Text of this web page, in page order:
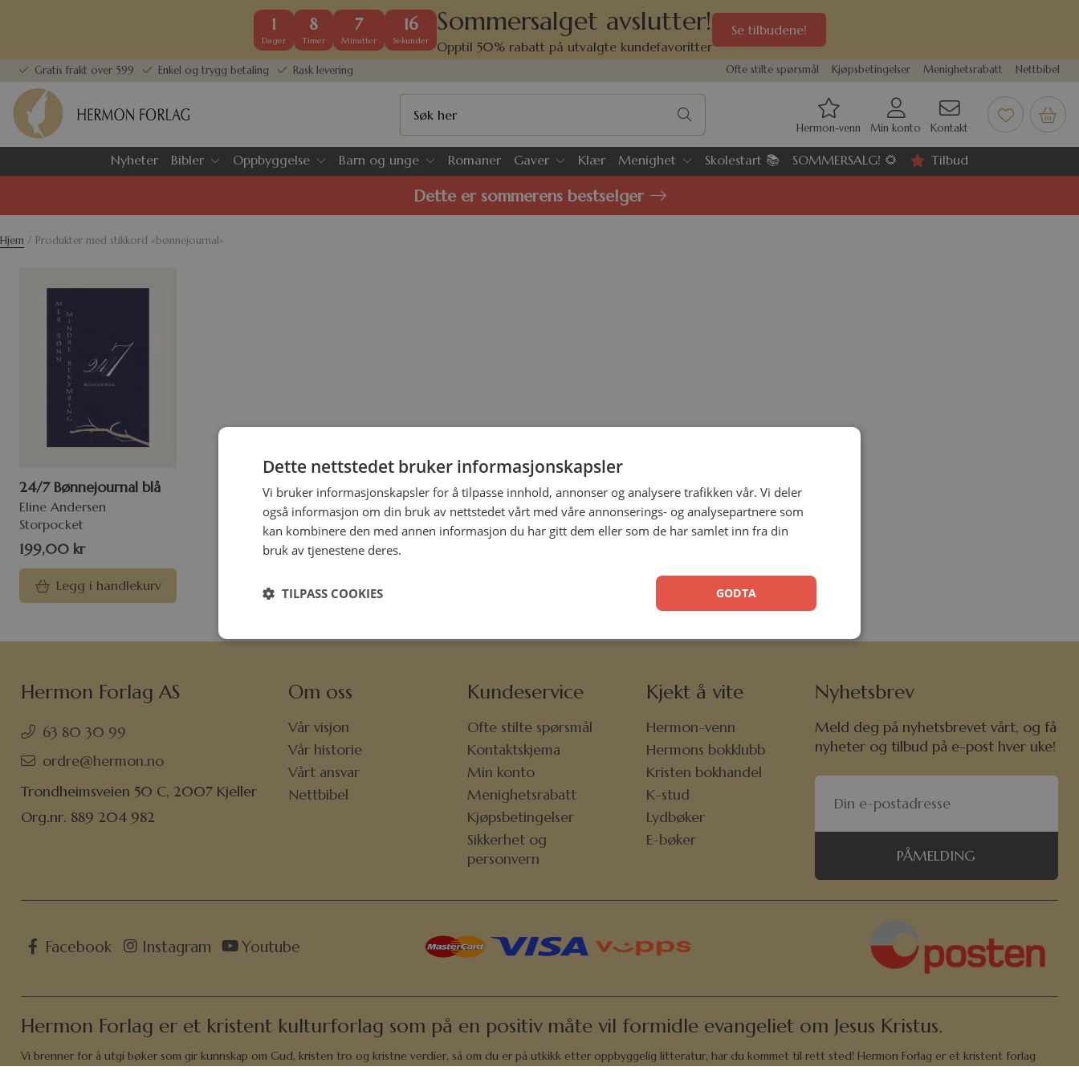
1
Dager
8
Timer
7
Minutter
16
Sekunder
Sommersalget avslutter!
Opptil 50% rabatt på utvalgte kundefavoritter
Se tilbudene!
Gratis frakt over 599 Enkel og trygg betaling Rask levering Ofte stilte spørsmål Kjøpsbetingelser Menighetsrabatt Nettbibel
Hermon-venn Min konto Kontakt
Nyheter Bibler Oppbyggelse Barn og unge Romaner Gaver Klær Menighet Skolestart 📚 SOMMERSALG! 🌻 Tilbud
Dette er sommerens bestselger
Hjem / Produkter med stikkord «bønnejournal»
24/7 Bønnejournal blå
Eline Andersen
Storpocket
199,00 kr
Legg i handlekurv
Hermon Forlag AS
63 80 30 99
ordre@hermon.no
Trondheimsveien 50 C, 2007 Kjeller
Org.nr. 889 204 982
Om oss
Vår visjon
Vår historie
Vårt ansvar
Nettbibel
Kundeservice
Ofte stilte spørsmål
Kontaktskjema
Min konto
Menighetsrabatt
Kjøpsbetingelser
Sikkerhet og
personvern
Kjekt å vite
Hermon-venn
Hermons bokklubb
Kristen bokhandel
K-stud
Lydbøker
E-bøker
Nyhetsbrev
Meld deg på nyhetsbrevet vårt, og få
nyheter og tilbud på e-post hver uke!
PÅMELDING
Facebook Instagram Youtube
Hermon Forlag er et kristent kulturforlag som på en positiv måte vil formidle evangeliet om Jesus Kristus.
Vi brenner for å utgi bøker som gir kunnskap om Gud, kristen tro og kristne verdier, så om du er på utkikk etter oppbyggelig litteratur, har du kommet til rett sted! Hermon Forlag er et kristent forlag
med stort utvalg av bibler, studiebibler, biografier, vitnesbyrd, andaktsbøker, romaner og oppbyggelsesbøker. Vi har bøker som lærer små og store barn å bli kjent med Bibelen, Gud og Jesus, og også et
Dette nettstedet bruker informasjonskapsler
Vi bruker informasjonskapsler for å tilpasse innhold, annonser og analysere trafikken vår. Vi deler
også informasjon om din bruk av nettstedet vårt med våre annonserings- og analysepartnere som
kan kombinere den med annen informasjon du har gitt dem eller som de har samlet inn fra din
bruk av tjenestene deres.
GODTA
TILPASS COOKIES